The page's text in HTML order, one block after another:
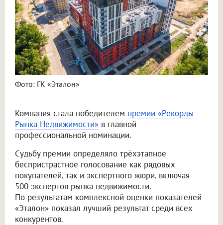
Фото: ГК «Эталон»
Компания стала победителем премии «Рекорды
Рынка Недвижимости» в главной
профессиональной номинации.
Судьбу премии определяло трёхэтапное
беспристрастное голосование как рядовых
покупателей, так и экспертного жюри, включая
500 экспертов рынка недвижимости.
По результатам комплексной оценки показателей
«Эталон» показал лучший результат среди всех
конкурентов.